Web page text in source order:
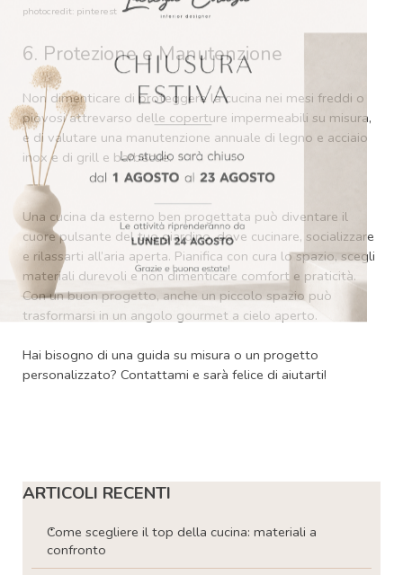
photocredit: pinterest
6. Protezione e Manutenzione
Non dimenticare di proteggere la cucina nei mesi freddi o
piovosi attrevarso delle coperture impermeabili su misura,
e di valutare una manutenzione annuale di legno e acciaio
inox e di grill e barbecue.
Una cucina da esterno ben progettata può diventare il
cuore pulsante del tuo giardino, dove cucinare, socializzare
e rilassarti all’aria aperta. Pianifica con cura lo spazio, scegli
materiali durevoli e non dimenticare comfort e praticità.
Con un buon progetto, anche un piccolo spazio può
trasformarsi in un angolo gourmet a cielo aperto.
Hai bisogno di una guida su misura o un progetto
personalizzato? Contattami e sarà felice di aiutarti!
Salta blocco ARTICOLI RECENTI
ARTICOLI RECENTI
Come scegliere il top della cucina: materiali a
confronto